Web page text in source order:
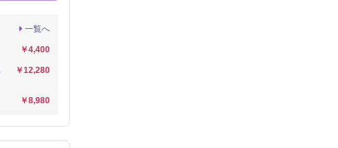
一覧へ
￥4,400
￥12,280
￥8,980